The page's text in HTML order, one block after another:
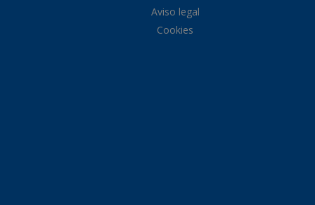
Aviso legal
Cookies